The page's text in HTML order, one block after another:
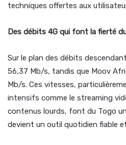
techniques offertes aux
Des débits 4G qui font la fierté
Sur le plan des débits
56,37 Mb/s, tandis que Moov
Mb/s. Ces vitesses,
intensifs comme le streaming
contenus lourds, font du Togo
devient un outil quotidien fiable